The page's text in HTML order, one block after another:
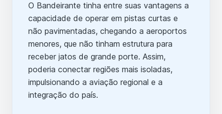
O Bandeirante tinha entre suas vantagens a
capacidade de operar em pistas curtas e
não pavimentadas, chegando a aeroportos
menores, que não tinham estrutura para
receber jatos de grande porte. Assim,
poderia conectar regiões mais isoladas,
impulsionando a aviação regional e a
integração do país.